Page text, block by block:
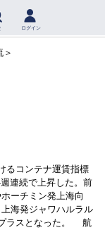
ログイン
るコンテナ運賃指標
連続で上昇した。前
ーチミン発上海向
海発ジャワハルラル
プラスとなった。 航